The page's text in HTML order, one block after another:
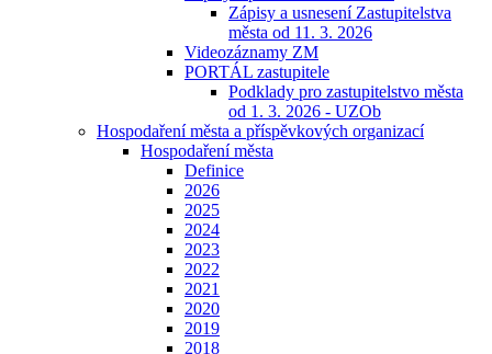
Zápisy a usnesení Zastupitelstva
města od 11. 3. 2026
Videozáznamy ZM
PORTÁL zastupitele
Podklady pro zastupitelstvo města
od 1. 3. 2026 - UZOb
Hospodaření města a příspěvkových organizací
Hospodaření města
Definice
2026
2025
2024
2023
2022
2021
2020
2019
2018